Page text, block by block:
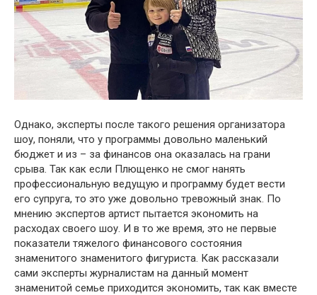
Однако, эксперты после такого решения организатора
шоу, поняли, что у программы довольно маленький
бюджет и из – за финансов она оказалась на грани
срыва. Так как если Плющенко не смог нанять
профессиональную ведущую и программу будет вести
его супруга, то это уже довольно тревожный знак. По
мнению экспертов артист пытается экономить на
расходах своего шоу. И в то же время, это не первые
показатели тяжелого финансового состояния
знаменитого знаменитого фигуриста. Как рассказали
сами эксперты журналистам на данный момент
знаменитой семье приходится экономить, так как вместе